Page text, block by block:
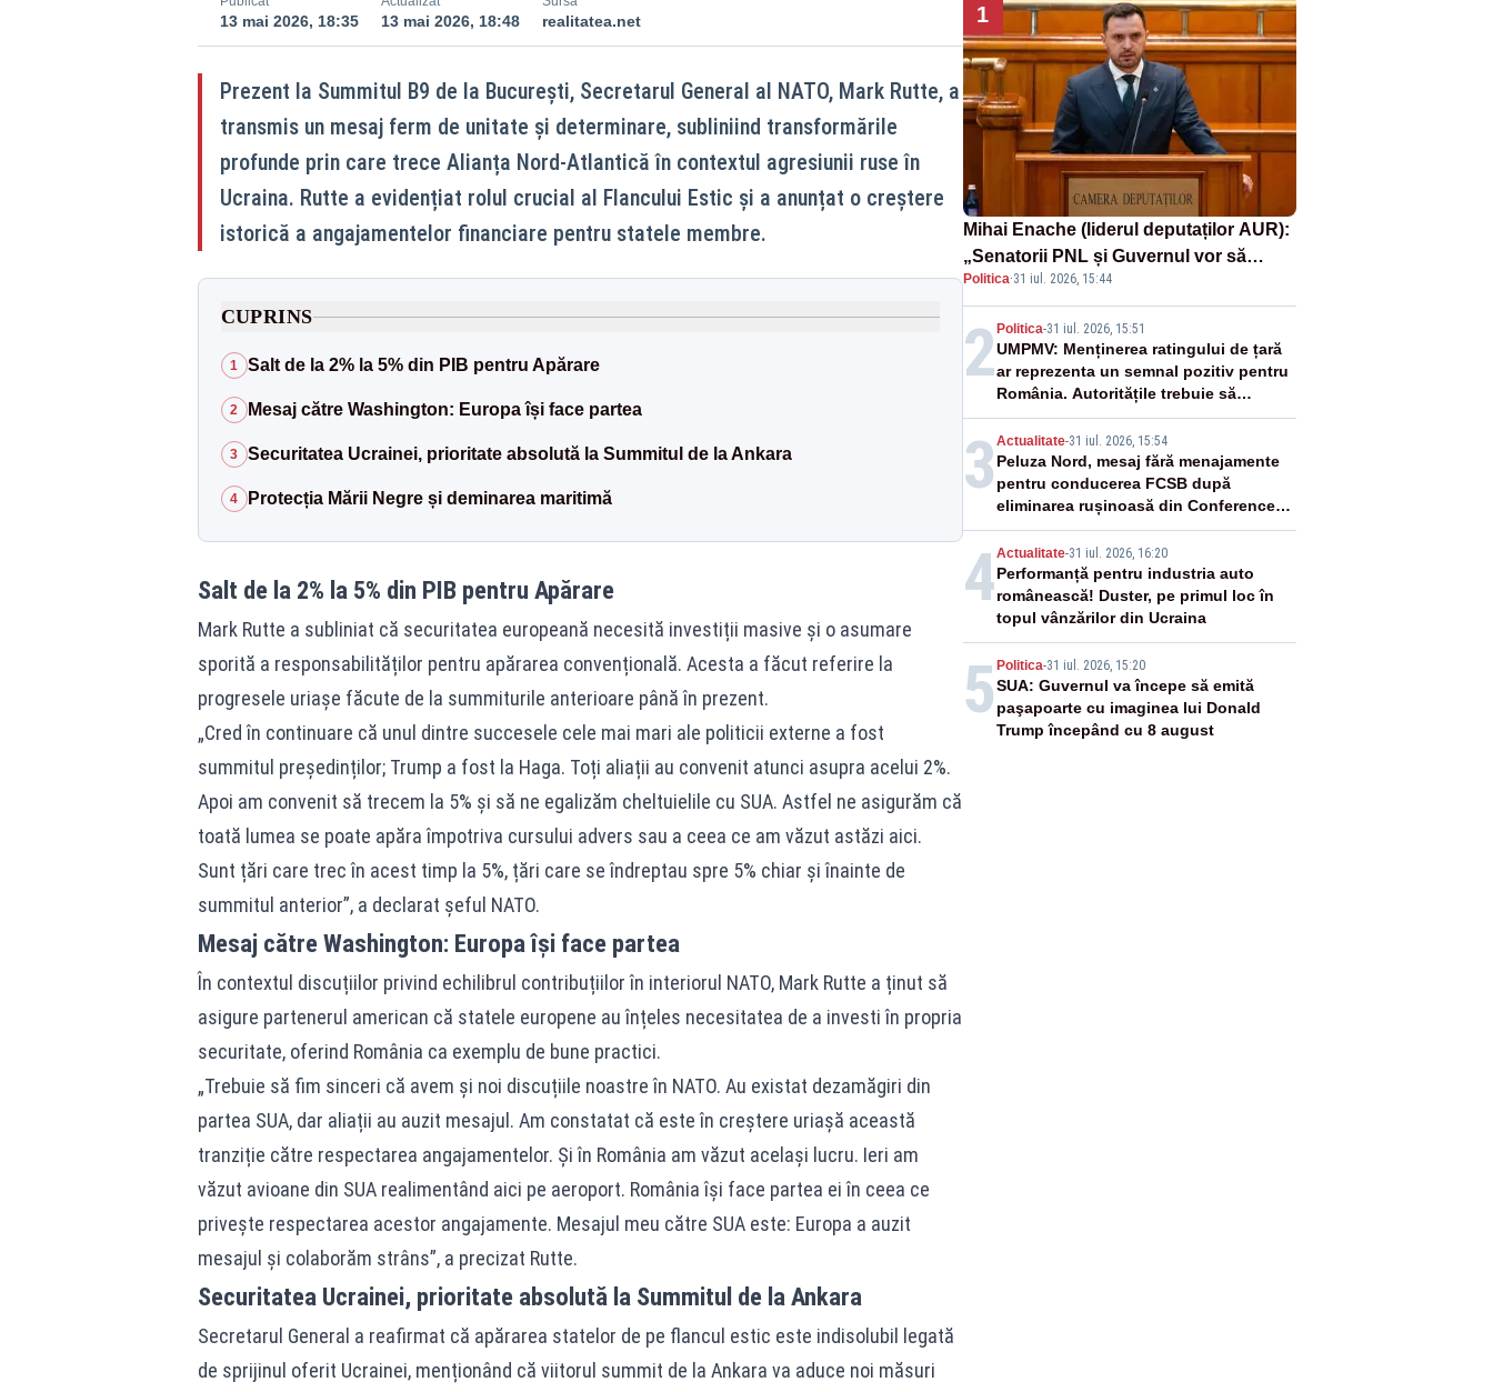
13 mai 2026, 18:35 13 mai 2026, 18:48 realitatea.net
Prezent la Summitul B9 de la București, Secretarul General al NATO, Mark Rutte, a
transmis un mesaj ferm de unitate și determinare, subliniind transformările
profunde prin care trece Alianța Nord-Atlantică în contextul agresiunii ruse în
Ucraina. Rutte a evidențiat rolul crucial al Flancului Estic și a anunțat o creștere
istorică a angajamentelor financiare pentru statele membre.
CUPRINS
1 Salt de la 2% la 5% din PIB pentru Apărare
2 Mesaj către Washington: Europa își face partea
3 Securitatea Ucrainei, prioritate absolută la Summitul de la Ankara
4 Protecția Mării Negre și deminarea maritimă
Salt de la 2% la 5% din PIB pentru Apărare
Mark Rutte a subliniat că securitatea europeană necesită investiții masive și o asumare
sporită a responsabilităților pentru apărarea convențională. Acesta a făcut referire la
progresele uriașe făcute de la summiturile anterioare până în prezent.
„Cred în continuare că unul dintre succesele cele mai mari ale politicii externe a fost
summitul președinților; Trump a fost la Haga. Toți aliații au convenit atunci asupra acelui 2%.
Apoi am convenit să trecem la 5% și să ne egalizăm cheltuielile cu SUA. Astfel ne asigurăm că
toată lumea se poate apăra împotriva cursului advers sau a ceea ce am văzut astăzi aici.
Sunt țări care trec în acest timp la 5%, țări care se îndreptau spre 5% chiar și înainte de
summitul anterior”, a declarat șeful NATO.
Mesaj către Washington: Europa își face partea
În contextul discuțiilor privind echilibrul contribuțiilor în interiorul NATO, Mark Rutte a ținut să
asigure partenerul american că statele europene au înțeles necesitatea de a investi în propria
securitate, oferind România ca exemplu de bune practici.
„Trebuie să fim sinceri că avem și noi discuțiile noastre în NATO. Au existat dezamăgiri din
partea SUA, dar aliații au auzit mesajul. Am constatat că este în creștere uriașă această
tranziție către respectarea angajamentelor. Și în România am văzut același lucru. Ieri am
văzut avioane din SUA realimentând aici pe aeroport. România își face partea ei în ceea ce
privește respectarea acestor angajamente. Mesajul meu către SUA este: Europa a auzit
mesajul și colaborăm strâns”, a precizat Rutte.
Securitatea Ucrainei, prioritate absolută la Summitul de la Ankara
Secretarul General a reafirmat că apărarea statelor de pe flancul estic este indisolubil legată
de sprijinul oferit Ucrainei, menționând că viitorul summit de la Ankara va aduce noi măsuri
1
Mihai Enache (liderul deputaților AUR):
„Senatorii PNL și Guvernul vor să
scoată la vânzare bunuri publice pentru
a stinge datoriile pentru vaccinurile
Pfizer!”
Politica·31 iul. 2026, 15:44
2 Politica-31 iul. 2026, 15:51
UMPMV: Menținerea ratingului de țară
ar reprezenta un semnal pozitiv pentru
România. Autoritățile trebuie să
continue consolidarea stabilității
economice și financiare
3 Actualitate-31 iul. 2026, 15:54
Peluza Nord, mesaj fără menajamente
pentru conducerea FCSB după
eliminarea rușinoasă din Conference
League
4Actualitate-31 iul. 2026, 16:20
Performanță pentru industria auto
românească! Duster, pe primul loc în
topul vânzărilor din Ucraina
5 Politica-31 iul. 2026, 15:20
SUA: Guvernul va începe să emită
paşapoarte cu imaginea lui Donald
Trump începând cu 8 august